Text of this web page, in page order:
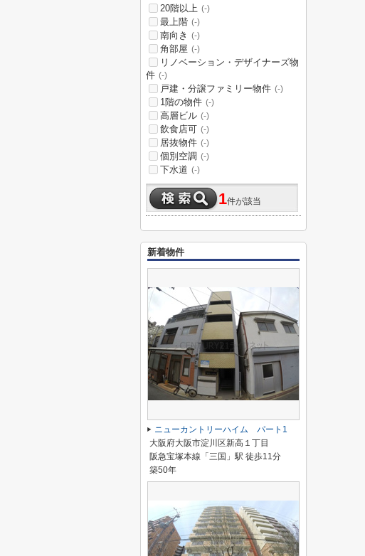
20階以上 (-)
最上階 (-)
南向き (-)
角部屋 (-)
リノベーション・デザイナーズ物
件 (-)
戸建・分譲ファミリー物件 (-)
1階の物件 (-)
高層ビル (-)
飲食店可 (-)
居抜物件 (-)
個別空調 (-)
下水道 (-)
1件が該当
新着物件
ニューカントリーハイム パート1
大阪府大阪市淀川区新高１丁目
阪急宝塚本線「三国」駅 徒歩11分
築50年